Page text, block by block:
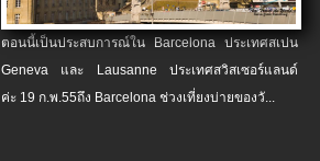
ตอนนี้เป็นประสบการณ์ใน Barcelona ประเทศสเปน
Geneva และ Lausanne ประเทศสวิสเซอร์แลนด์
ค่ะ 19 ก.พ.​55ถึง Barcelona ช่วงเที่ยงบ่ายของวั...